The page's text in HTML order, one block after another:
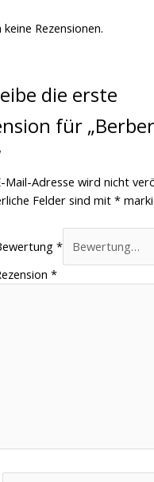
Rezensionen.
die erste
für
Mail-Adresse wird nicht
Felder sind mit*
*
*